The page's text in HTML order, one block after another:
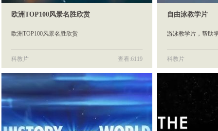
欧洲TOP100风景名胜欣赏
欧洲TOP100风景名胜欣赏
科教片 查看:6119
自由泳教学片
游泳教学片，帮助
科教片